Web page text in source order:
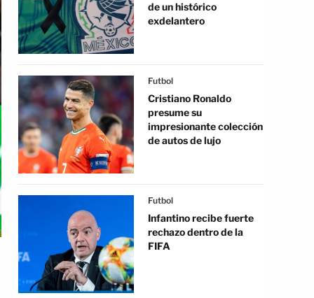
de un histórico
exdelantero
Futbol
Cristiano Ronaldo
presume su
impresionante colección
de autos de lujo
Futbol
Infantino recibe fuerte
rechazo dentro de la
FIFA